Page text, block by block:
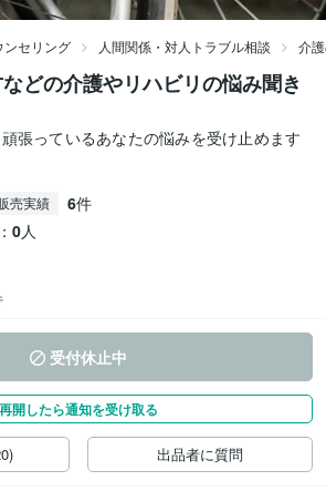
ンセリング 人間関係・対人トラブル相談 介
どの介護やリハビリの悩み聞き
張っているあなたの悩みを受け止めます
売実績 6件
0人
受付休止中
再開したら通知を受け取る
出品者に質問